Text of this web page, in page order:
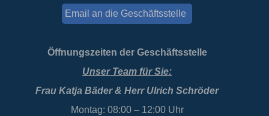
Email an die Geschäftsstelle
Öffnungszeiten der Geschäftsstelle
Unser Team für Sie:
Frau Katja Bäder & Herr Ulrich Schröder
Montag: 08:00 – 12:00 Uhr